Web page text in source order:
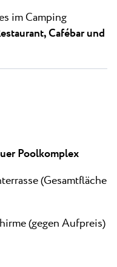
im Camping
Cafébar und
Poolkomplex
(Gesamtfläche
(gegen Aufpreis)